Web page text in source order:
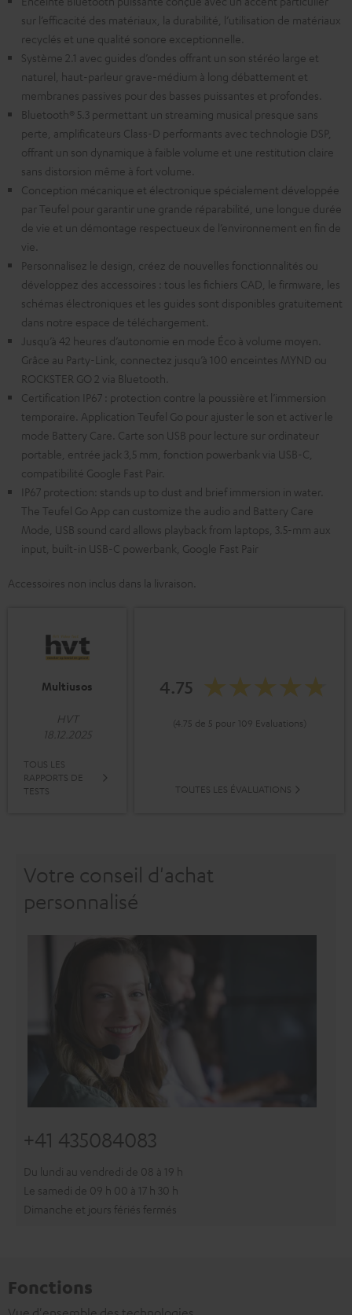
sur l’efficacité des matériaux, la durabilité, l’utilisation de matériaux
recyclés et une qualité sonore exceptionnelle.
Système 2.1 avec guides d’ondes offrant un son stéréo large et
naturel, haut-parleur grave-médium à long débattement et
membranes passives pour des basses puissantes et profondes.
Bluetooth® 5.3 permettant un streaming musical presque sans
perte, amplificateurs Class-D performants avec technologie DSP,
offrant un son dynamique à faible volume et une restitution claire
sans distorsion même à fort volume.
Conception mécanique et électronique spécialement développée
par Teufel pour garantir une grande réparabilité, une longue durée
de vie et un démontage respectueux de l’environnement en fin de
vie.
Personnalisez le design, créez de nouvelles fonctionnalités ou
développez des accessoires : tous les fichiers CAD, le firmware, les
schémas électroniques et les guides sont disponibles gratuitement
dans notre espace de téléchargement.
Jusqu’à 42 heures d’autonomie en mode Éco à volume moyen.
Grâce au Party-Link, connectez jusqu’à 100 enceintes MYND ou
ROCKSTER GO 2 via Bluetooth.
Certification IP67 : protection contre la poussière et l’immersion
temporaire. Application Teufel Go pour ajuster le son et activer le
mode Battery Care. Carte son USB pour lecture sur ordinateur
portable, entrée jack 3,5 mm, fonction powerbank via USB-C,
compatibilité Google Fast Pair.
IP67 protection: stands up to dust and brief immersion in water.
The Teufel Go App can customize the audio and Battery Care
Mode, USB sound card allows playback from laptops, 3.5-mm aux
input, built-in USB-C powerbank, Google Fast Pair
Accessoires non inclus dans la livraison.
Multiusos
HVT
18.12.2025
TOUS LES
RAPPORTS DE
TESTS
4.75
(4.75 de 5 pour 109 Evaluations)
TOUTES LES ÉVALUATIONS
Votre conseil d'achat
personnalisé
+41 435084083
Du lundi au vendredi de 08 à 19 h
Le samedi de 09 h 00 à 17 h 30 h
Dimanche et jours fériés fermés
Fonctions